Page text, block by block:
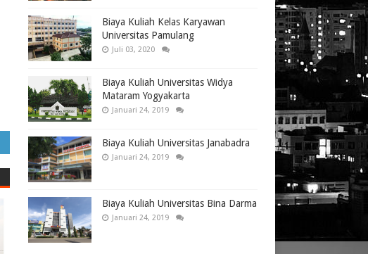
Biaya Kuliah Kelas Karyawan
Universitas Pamulang
Juli 03, 2020
Biaya Kuliah Universitas Widya
Mataram Yogyakarta
Januari 24, 2019
Biaya Kuliah Universitas Janabadra
Januari 24, 2019
Biaya Kuliah Universitas Bina Darma
Januari 24, 2019